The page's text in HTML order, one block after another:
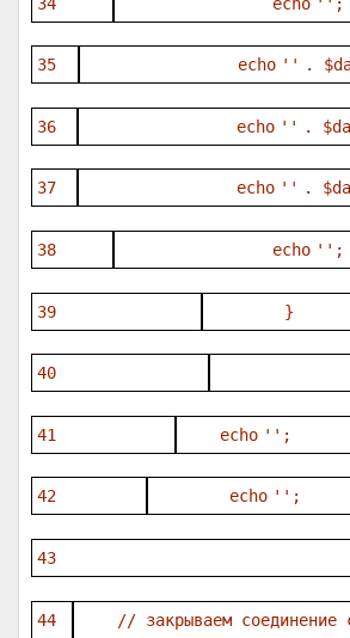
35 echo '' .
36 echo '' .
37 echo '' .
38 echo '' ;
39 }
40
41 echo '' ;
42 echo '' ;
43
44 // закрываем